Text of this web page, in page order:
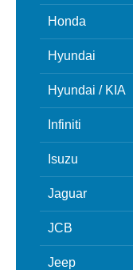
Honda
Hyundai
Hyundai / KIA
Infiniti
Isuzu
Jaguar
JCB
Jeep